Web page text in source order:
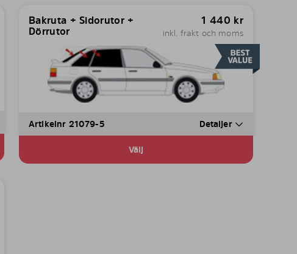
Bakruta + Sidorutor +
Dörrutor
1 440 kr
inkl. frakt och moms
Artikelnr 21079-5 Detaljer
Välj